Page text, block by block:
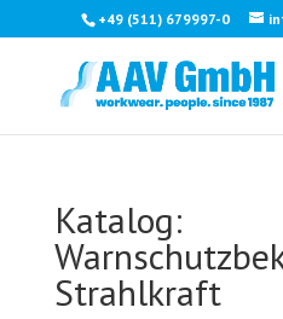
+49 (511) 679997-0
Katalog:
Strahlkraft